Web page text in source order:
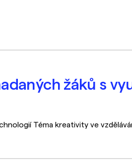
žáků s
Téma kreativity ve